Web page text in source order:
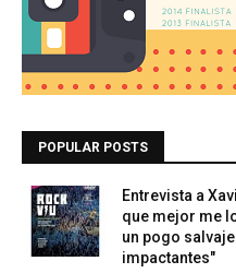
POPULAR POSTS
Entrevista a
que mejor me
un pogo
impactantes"